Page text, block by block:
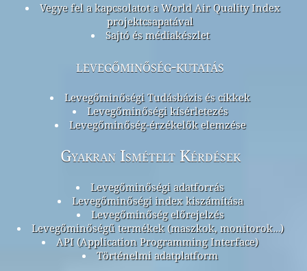
Vegye fel a kapcsolatot a World Air Quality Index
projektcsapatával
Sajtó és médiakészlet
levegőminőség-kutatás
Levegőminőségi Tudásbázis és cikkek
Levegőminőségi kísérletezés
Levegőminőség-érzékelők elemzése
Gyakran Ismételt Kérdések
Levegőminőségi adatforrás
Levegőminőségi index kiszámítása
Levegőminőség előrejelzés
Levegőminőségű termékek (maszkok, monitorok…)
API (Application Programming Interface)
Történelmi adatplatform